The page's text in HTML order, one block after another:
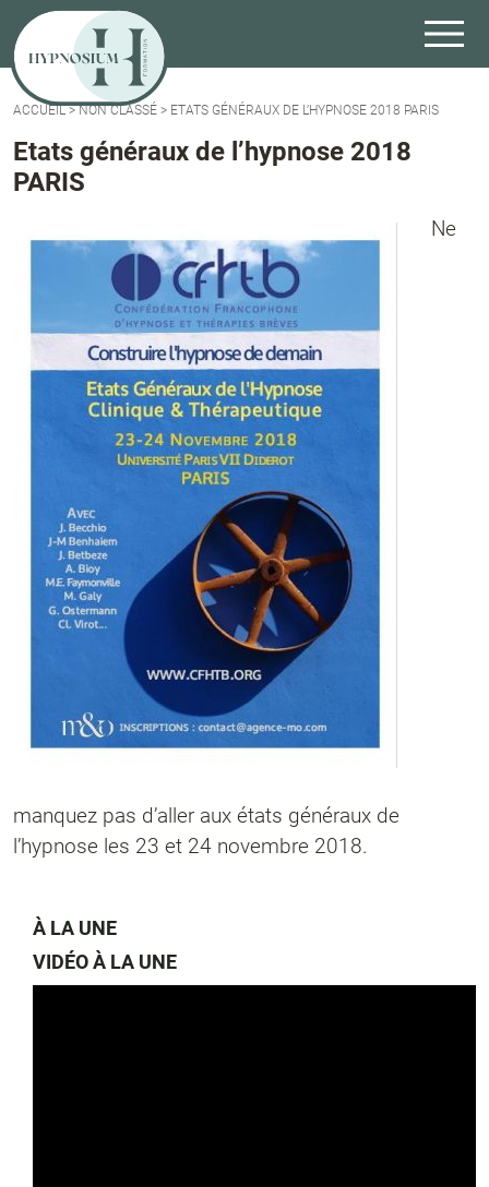
ACCUEIL>NON CLASSÉ > ETATS GÉNÉRAUX DE L’HYPNOSE 2018 PARIS
Etats généraux de l’hypnose 2018
PARIS
Ne
manquez pas d’aller aux états généraux de
l’hypnose les 23 et 24 novembre 2018.
À LA UNE
VIDÉO À LA UNE